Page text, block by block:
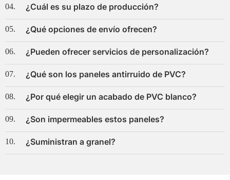
04. ¿Cuál es su plazo de producción?
05. ¿Qué opciones de envío ofrecen?
06. ¿Pueden ofrecer servicios de personalización?
07. ¿Qué son los paneles antirruido de PVC?
08. ¿Por qué elegir un acabado de PVC blanco?
09. ¿Son impermeables estos paneles?
10. ¿Suministran a granel?